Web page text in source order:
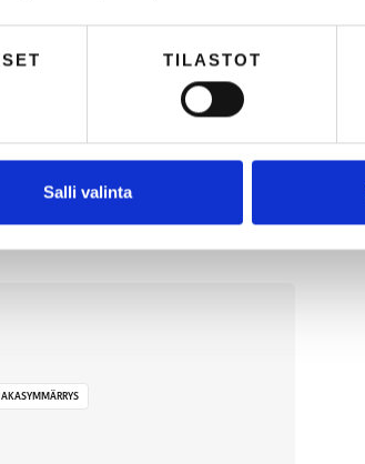
TILASTOT
Salli valinta
kuuntelun hyödyntämiseen